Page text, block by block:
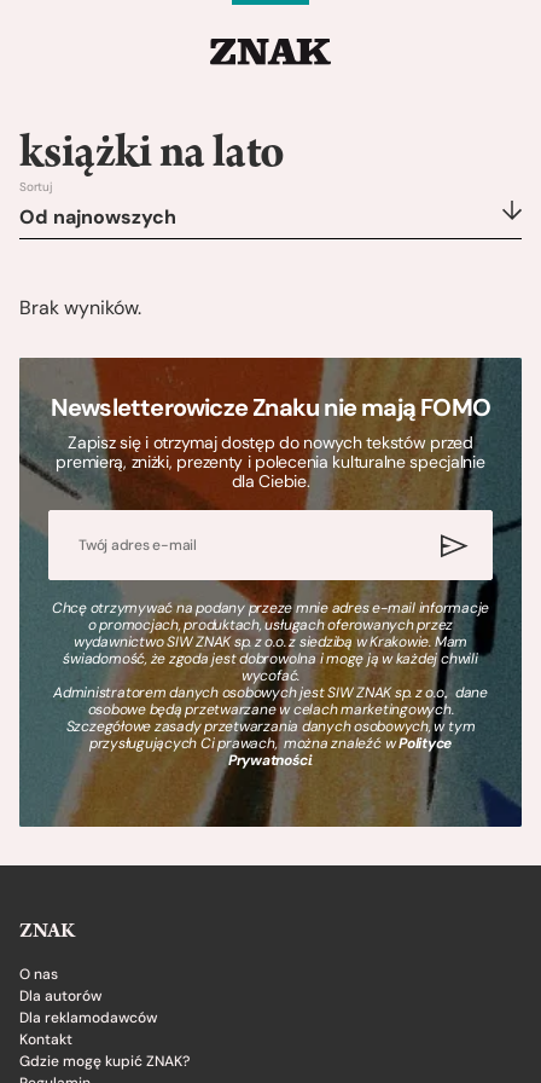
książki na lato
Sortuj
Od najnowszych
Brak wyników.
Newsletterowicze Znaku nie mają FOMO
Zapisz się i otrzymaj dostęp do nowych tekstów przed
premierą, zniżki, prezenty i polecenia kulturalne specjalnie
dla Ciebie.
Chcę otrzymywać na podany przeze mnie adres e-mail informacje
o promocjach, produktach, usługach oferowanych przez
wydawnictwo SIW ZNAK sp. z o.o. z siedzibą w Krakowie. Mam
świadomość, że zgoda jest dobrowolna i mogę ją w każdej chwili
wycofać.
Administratorem danych osobowych jest SIW ZNAK sp. z o.o., dane
osobowe będą przetwarzane w celach marketingowych.
Szczegółowe zasady przetwarzania danych osobowych, w tym
przysługujących Ci prawach, można znaleźć wPolityce
Prywatności.
ZNAK
O nas
Dla autorów
Dla reklamodawców
Kontakt
Gdzie mogę kupić ZNAK?